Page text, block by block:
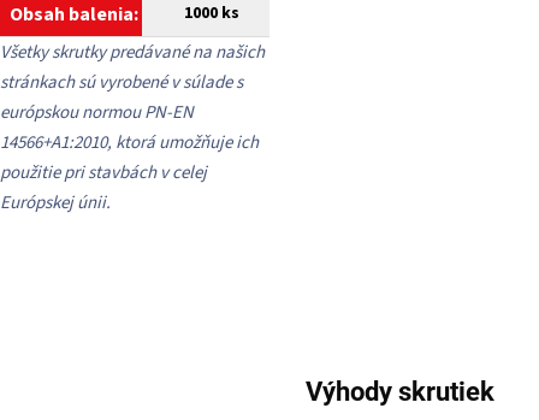
Obsah balenia: 1000 ks
Všetky skrutky predávané na našich
stránkach sú vyrobené v súlade s
európskou normou PN-EN
14566+A1:2010, ktorá umožňuje ich
použitie pri stavbách v celej
Európskej únii.
Výhody skrutiek